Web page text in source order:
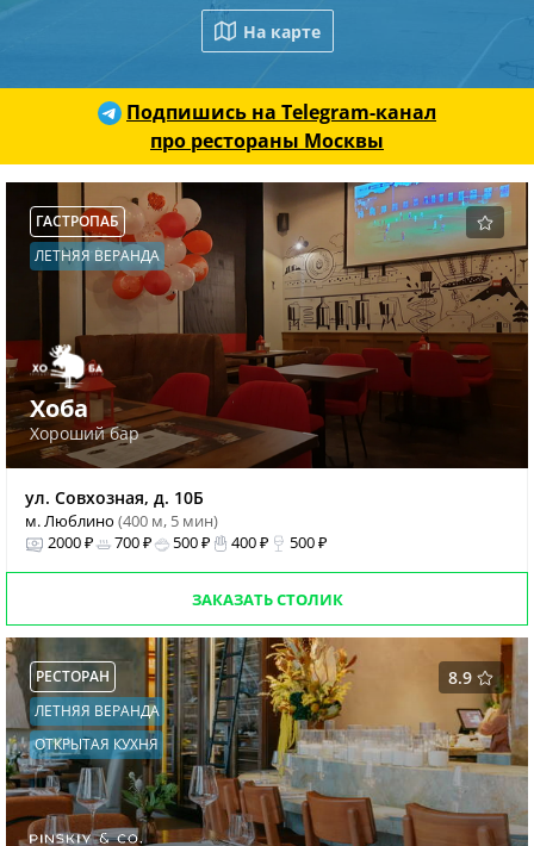
На карте
Подпишись на Telegram-канал
про рестораны Москвы
ГАСТРОПАБ
ЛЕТНЯЯ ВЕРАНДА
Хоба
Хороший бар
ул. Совхозная, д. 10Б
м. Люблино (400 м, 5 мин)
2000 ₽
700 ₽ 500 ₽ 400 ₽ 500 ₽
ЗАКАЗАТЬ СТОЛИК
8.9
РЕСТОРАН
ЛЕТНЯЯ ВЕРАНДА
ОТКРЫТАЯ КУХНЯ